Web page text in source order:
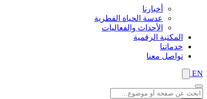
أخبارنا
عدسة الحياة الفطرية
الأحداث والفعاليات
المكتبة الرقمية
خدماتنا
تواصل معنا
EN